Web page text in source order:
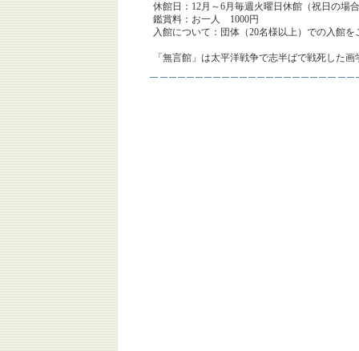
休館日：12月～6月毎週火曜日休館（祝日の場
鑑賞料：お一人 1000円
入館について：団体（20名様以上）での入館
「無言館」は太平洋戦争で志半ばで戦死した